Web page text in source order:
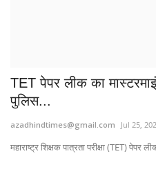
TET पेपर लीक का
पुलिस...
azadhindtimes@gmail.com Jul 25,
महाराष्ट्र शिक्षक पात्रता परीक्षा (TET)